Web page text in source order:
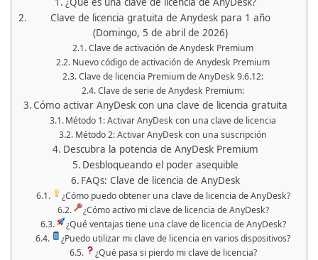
Clave de licencia gratuita de Anydesk para 1 año
(Domingo, 5 de abril de 2026)
Clave de activación de Anydesk Premium
Nuevo código de activación de Anydesk Premium
Clave de licencia Premium de AnyDesk 9.6.12:
Clave de serie de Anydesk Premium:
Cómo activar AnyDesk con una clave de licencia gratuita
Método 1: Activar AnyDesk con una clave de licencia
Método 2: Activar AnyDesk con una suscripción
Descubra la potencia de AnyDesk Premium
Desbloqueando el poder asequible
FAQs: Clave de licencia de AnyDesk
¿Cómo puedo obtener una clave de licencia de AnyDesk?
¿Cómo activo mi clave de licencia de AnyDesk?
¿Qué ventajas tiene una clave de licencia de AnyDesk?
¿Puedo utilizar mi clave de licencia en varios dispositivos?
¿Qué pasa si pierdo mi clave de licencia?